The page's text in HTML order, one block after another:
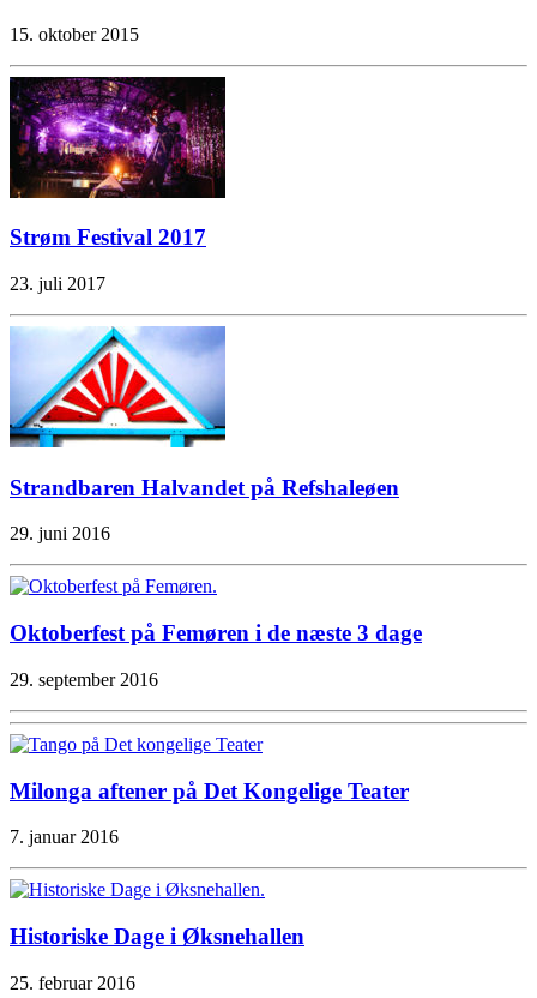
15. oktober 2015
Strøm Festival 2017
23. juli 2017
Strandbaren Halvandet på Refshaleøen
29. juni 2016
Oktoberfest på Femøren i de næste 3 dage
29. september 2016
Milonga aftener på Det Kongelige Teater
7. januar 2016
Historiske Dage i Øksnehallen
25. februar 2016